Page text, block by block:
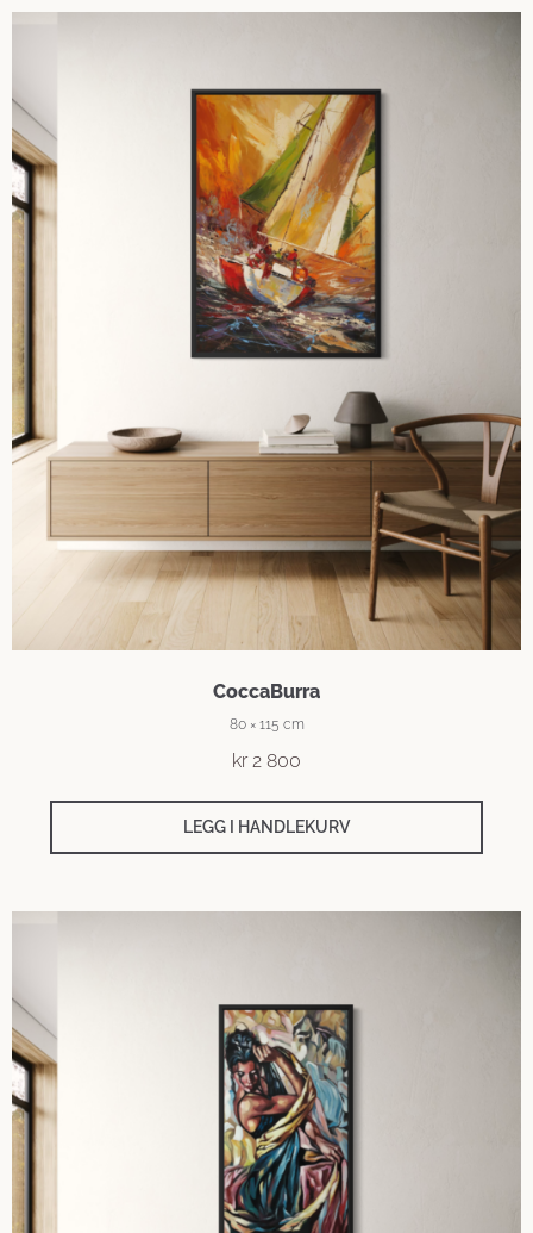
CoccaBurra
80 × 115 cm
kr2 800
LEGG I HANDLEKURV